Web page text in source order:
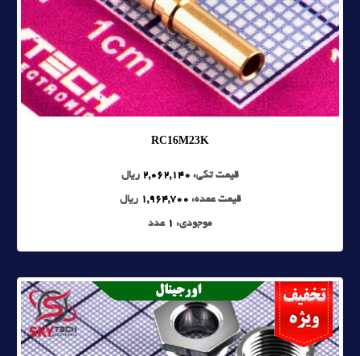
RC16M23K
قیمت تکی: 2,062,140 ریال
قیمت عمده: 1,964,700 ریال
موجودی: 1 عدد